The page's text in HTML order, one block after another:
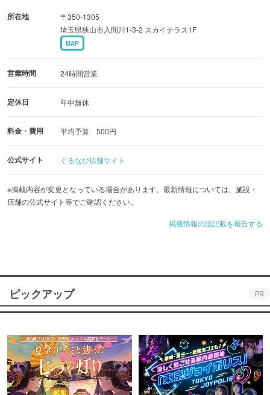
所在地
〒350-1305
埼玉県狭山市入間川1-3-2 スカイテラス1F
MAP
営業時間 24時間営業
定休日 年中無休
料金・費用 平均予算 500円
公式サイト ぐるなび店舗サイト
※掲載内容が変更となっている場合があります。最新情報については、施設・
店舗の公式サイト等でご確認ください。
掲載情報の誤記載を報告する
ピックアップ PR